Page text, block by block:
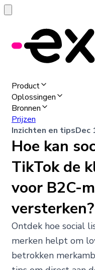
Product
Oplossingen
Bronnen
Prijzen
Inzichten en tipsDec
Hoe kan
TikTok de
voor B2C-
versterken?
Ontdek hoe social
merken helpt om
betrokken